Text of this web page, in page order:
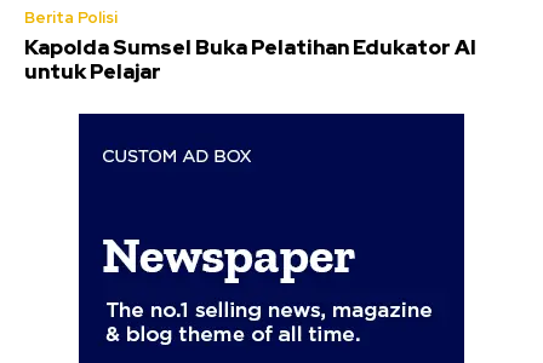
Berita Polisi
Kapolda Sumsel Buka Pelatihan Edukator AI
untuk Pelajar